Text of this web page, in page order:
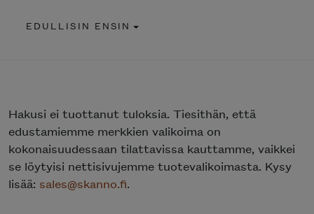
EDULLISIN ENSIN
Hakusi ei tuottanut tuloksia. Tiesithän, että
edustamiemme merkkien valikoima on
kokonaisuudessaan tilattavissa kauttamme, vaikkei
se löytyisi nettisivujemme tuotevalikoimasta. Kysy
lisää: sales@skanno.fi.